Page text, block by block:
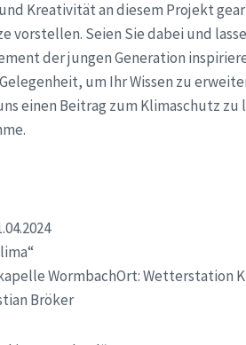
Kreativität an diesem Projekt
vorstellen. Seien Sie dabei und
der jungen Generation
um Ihr Wissen zu
einen Beitrag zum Klimaschutz zu
WormbachOrt: Wetterstation
Bröker